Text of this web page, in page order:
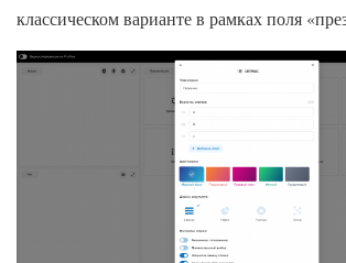
классическом варианте в рамках поля